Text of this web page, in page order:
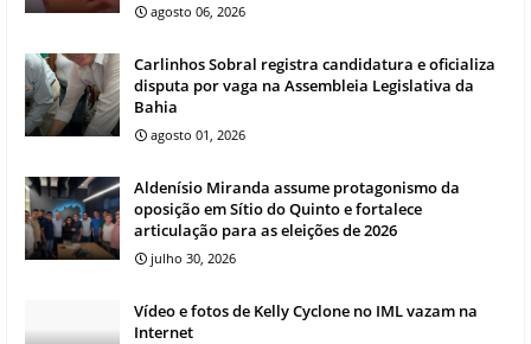
agosto 06, 2026
Carlinhos Sobral registra candidatura e oficializa
disputa por vaga na Assembleia Legislativa da
Bahia
agosto 01, 2026
Aldenísio Miranda assume protagonismo da
oposição em Sítio do Quinto e fortalece
articulação para as eleições de 2026
julho 30, 2026
Vídeo e fotos de Kelly Cyclone no IML vazam na
Internet